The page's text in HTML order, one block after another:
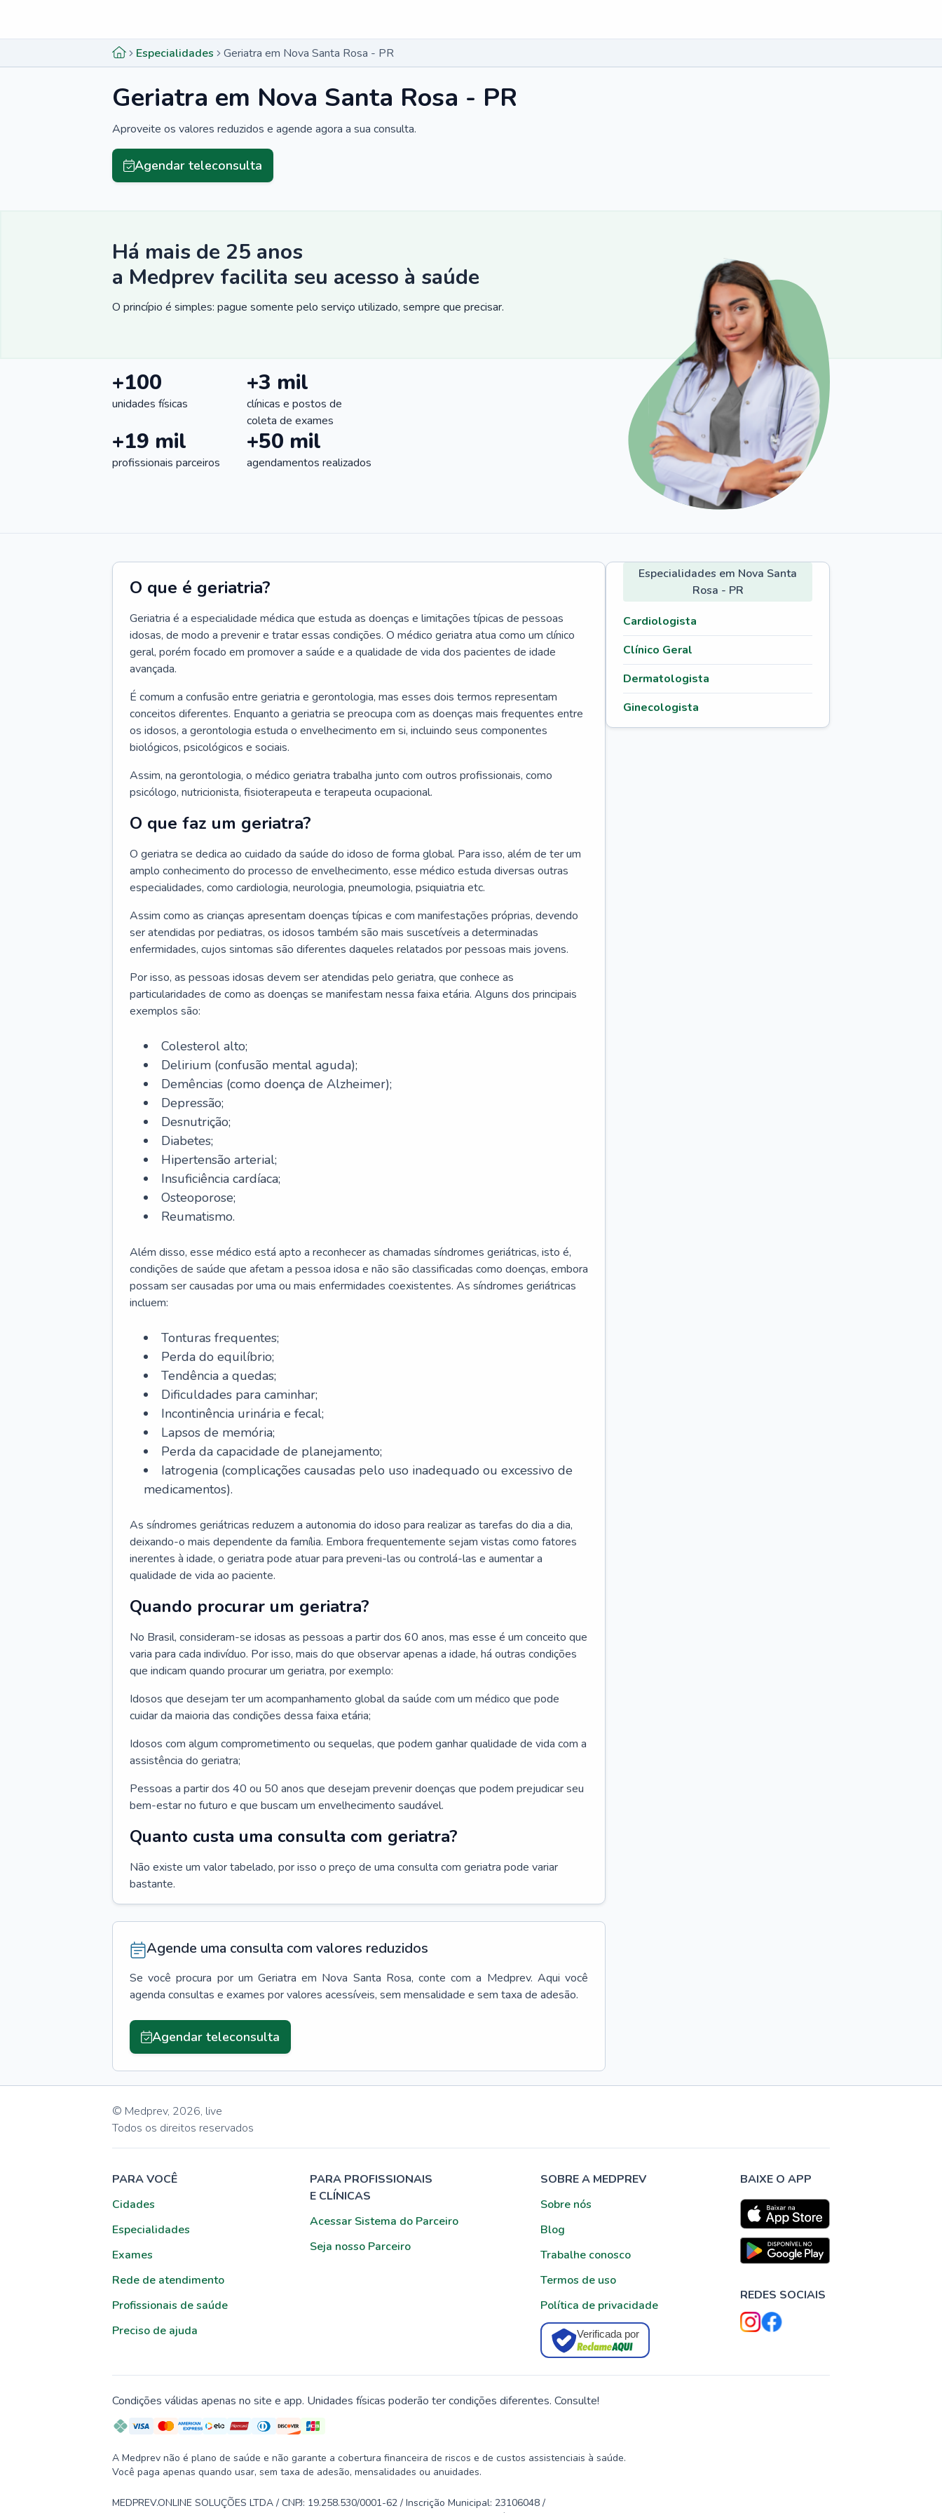
Especialidades Geriatra em Nova Santa Rosa - PR
Geriatra em Nova Santa Rosa - PR
Aproveite os valores reduzidos e agende agora a sua consulta.
Agendar teleconsulta
Há mais de 25 anos
a Medprev facilita seu acesso à saúde
O princípio é simples: pague somente pelo serviço utilizado, sempre que precisar.
+100
unidades físicas
+3 mil
clínicas e postos de
coleta de exames
+19 mil
profissionais parceiros
+50 mil
agendamentos realizados
O que é geriatria?
Geriatria é a especialidade médica que estuda as doenças e limitações típicas de pessoas
idosas, de modo a prevenir e tratar essas condições. O médico geriatra atua como um clínico
geral, porém focado em promover a saúde e a qualidade de vida dos pacientes de idade
avançada.
É comum a confusão entre geriatria e gerontologia, mas esses dois termos representam
conceitos diferentes. Enquanto a geriatria se preocupa com as doenças mais frequentes entre
os idosos, a gerontologia estuda o envelhecimento em si, incluindo seus componentes
biológicos, psicológicos e sociais.
Assim, na gerontologia, o médico geriatra trabalha junto com outros profissionais, como
psicólogo, nutricionista, fisioterapeuta e terapeuta ocupacional.
O que faz um geriatra?
O geriatra se dedica ao cuidado da saúde do idoso de forma global. Para isso, além de ter um
amplo conhecimento do processo de envelhecimento, esse médico estuda diversas outras
especialidades, como cardiologia, neurologia, pneumologia, psiquiatria etc.
Assim como as crianças apresentam doenças típicas e com manifestações próprias, devendo
ser atendidas por pediatras, os idosos também são mais suscetíveis a determinadas
enfermidades, cujos sintomas são diferentes daqueles relatados por pessoas mais jovens.
Por isso, as pessoas idosas devem ser atendidas pelo geriatra, que conhece as
particularidades de como as doenças se manifestam nessa faixa etária. Alguns dos principais
exemplos são:
Colesterol alto;
Delirium (confusão mental aguda);
Demências (como doença de Alzheimer);
Depressão;
Desnutrição;
Diabetes;
Hipertensão arterial;
Insuficiência cardíaca;
Osteoporose;
Reumatismo.
Além disso, esse médico está apto a reconhecer as chamadas síndromes geriátricas, isto é,
condições de saúde que afetam a pessoa idosa e não são classificadas como doenças, embora
possam ser causadas por uma ou mais enfermidades coexistentes. As síndromes geriátricas
incluem:
Tonturas frequentes;
Perda do equilíbrio;
Tendência a quedas;
Dificuldades para caminhar;
Incontinência urinária e fecal;
Lapsos de memória;
Perda da capacidade de planejamento;
Iatrogenia (complicações causadas pelo uso inadequado ou excessivo de
medicamentos).
As síndromes geriátricas reduzem a autonomia do idoso para realizar as tarefas do dia a dia,
deixando-o mais dependente da família. Embora frequentemente sejam vistas como fatores
inerentes à idade, o geriatra pode atuar para preveni-las ou controlá-las e aumentar a
qualidade de vida ao paciente.
Quando procurar um geriatra?
No Brasil, consideram-se idosas as pessoas a partir dos 60 anos, mas esse é um conceito que
varia para cada indivíduo. Por isso, mais do que observar apenas a idade, há outras condições
que indicam quando procurar um geriatra, por exemplo:
Idosos que desejam ter um acompanhamento global da saúde com um médico que pode
cuidar da maioria das condições dessa faixa etária;
Idosos com algum comprometimento ou sequelas, que podem ganhar qualidade de vida com a
assistência do geriatra;
Pessoas a partir dos 40 ou 50 anos que desejam prevenir doenças que podem prejudicar seu
bem-estar no futuro e que buscam um envelhecimento saudável.
Quanto custa uma consulta com geriatra?
Não existe um valor tabelado, por isso o preço de uma consulta com geriatra pode variar
bastante.
Agende uma consulta com valores reduzidos
Se você procura por um Geriatra em Nova Santa Rosa, conte com a Medprev. Aqui você
agenda consultas e exames por valores acessíveis, sem mensalidade e sem taxa de adesão.
Agendar teleconsulta
Especialidades em Nova Santa
Rosa - PR
Cardiologista
Clínico Geral
Dermatologista
Ginecologista
© Medprev, 2026, live
Todos os direitos reservados
PARA VOCÊ
Cidades
Especialidades
Exames
Rede de atendimento
Profissionais de saúde
Preciso de ajuda
PARA PROFISSIONAIS
E CLÍNICAS
Acessar Sistema do Parceiro
Seja nosso Parceiro
SOBRE A MEDPREV
Sobre nós
Blog
Trabalhe conosco
Termos de uso
Política de privacidade
Verificada por
BAIXE O APP
REDES SOCIAIS
Condições válidas apenas no site e app. Unidades físicas poderão ter condições diferentes. Consulte!
A Medprev não é plano de saúde e não garante a cobertura financeira de riscos e de custos assistenciais à saúde.
Você paga apenas quando usar, sem taxa de adesão, mensalidades ou anuidades.
MEDPREV.ONLINE SOLUÇÕES LTDA / CNPJ: 19.258.530/0001-62 / Inscrição Municipal: 23106048 /